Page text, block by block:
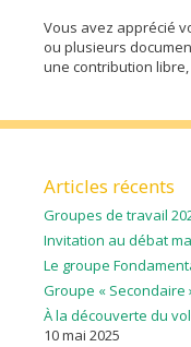
Vous avez apprécié
ou plusieurs
une contribution
Articles récents
Groupes de travail
Invitation au débat
Le groupe
Groupe « Secondaire
À la découverte du
10 mai 2025